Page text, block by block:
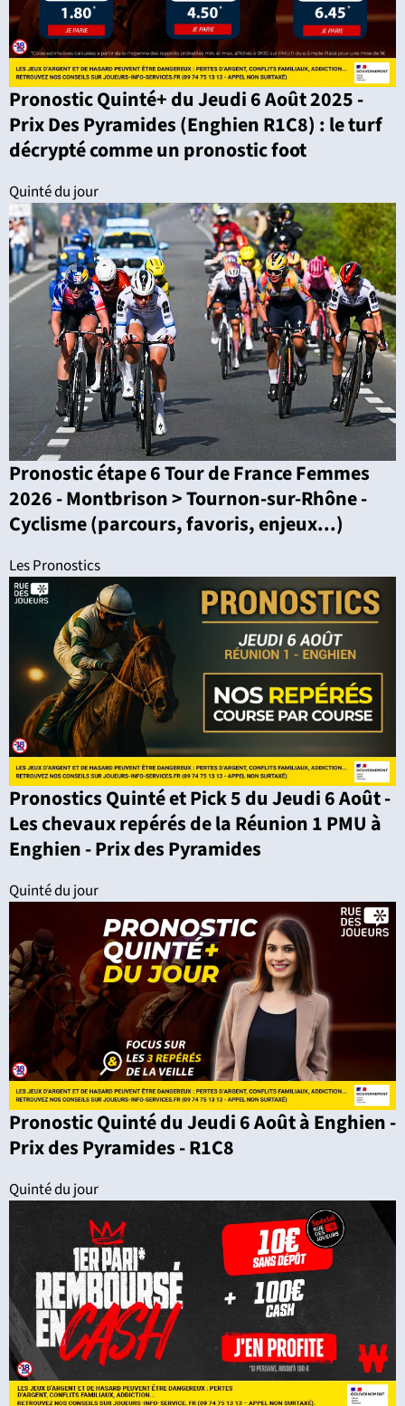
Pronostic Quinté+ du Jeudi 6 Août 2025 -
Prix Des Pyramides (Enghien R1C8) : le turf
décrypté comme un pronostic foot
Quinté du jour
Pronostic étape 6 Tour de France Femmes
2026 - Montbrison > Tournon-sur-Rhône -
Cyclisme (parcours, favoris, enjeux...)
Les Pronostics
Pronostics Quinté et Pick 5 du Jeudi 6 Août -
Les chevaux repérés de la Réunion 1 PMU à
Enghien - Prix des Pyramides
Quinté du jour
Pronostic Quinté du Jeudi 6 Août à Enghien -
Prix des Pyramides - R1C8
Quinté du jour